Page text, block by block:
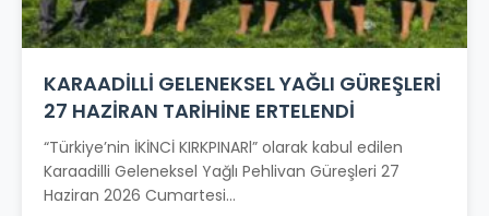
KARAADİLLİ GELENEKSEL YAĞLI GÜREŞLERİ
27 HAZİRAN TARİHİNE ERTELENDİ
“Türkiye’nin İKİNCİ KIRKPINARl” olarak kabul edilen
Karaadilli Geleneksel Yağlı Pehlivan Güreşleri 27
Haziran 2026 Cumartesi...